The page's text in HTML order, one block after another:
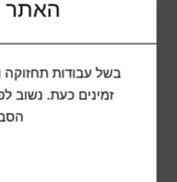
תיאור המוצרהאתר
בשל עבודות תחזוקה
זמינים כעת. נשוב